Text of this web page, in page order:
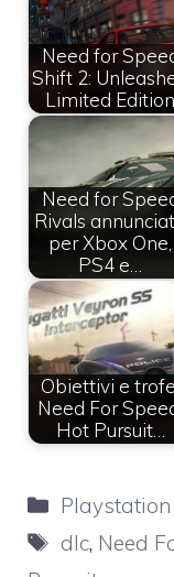
Need for
Shift 2:
Limited Edition
Need for
Rivals
per Xbox One,
PS4 e…
Obiettivi e
Need For
Hot Pursuit…
Categorie
Tag
dlc, Need